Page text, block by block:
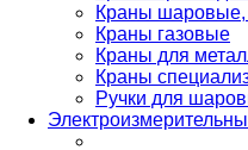
Краны шаровые,
Краны газовые
Краны для
Краны
Ручки для